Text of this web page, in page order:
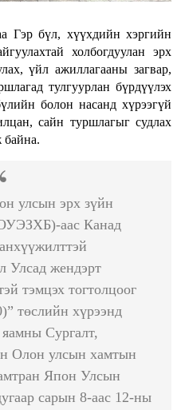
Гэр бүл, хүүхдийн хэргийн
холбогдуулан эрх
үйл ажиллагааны загвар,
тулгуурлан бүрдүүлэх
болон насанд хүрээгүй
сайн туршлагыг судлах
байна.
улсын эрх зүйн
аас Канад
Улсад жендэрт
тэмцэх тогтолцоог
төслийн хүрээнд
Сургалт,
Олон улсын хамтын
Япон Улсын
сарын 8-аас 12-ны